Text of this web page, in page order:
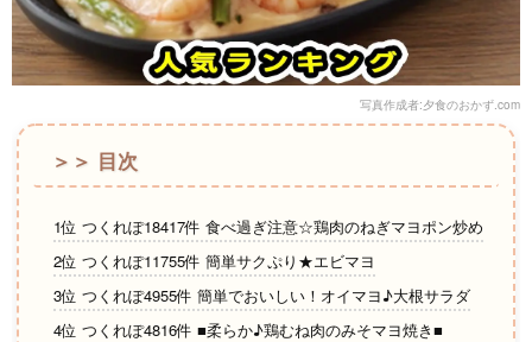
写真作成者:夕食のおかず.com
＞＞ 目次
1位 つくれぽ18417件 食べ過ぎ注意☆鶏肉のねぎマヨポン炒め
2位 つくれぽ11755件 簡単サクぷり★エビマヨ
3位 つくれぽ4955件 簡単でおいしい！オイマヨ♪大根サラダ
4位 つくれぽ4816件 ■柔らか♪鶏むね肉のみそマヨ焼き■